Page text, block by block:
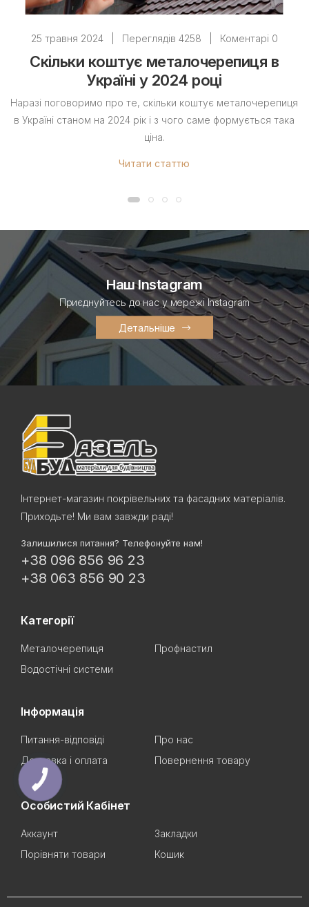
25 травня 2024 Переглядів 4258 Коментарі 0
Скільки коштує металочерепиця в
Україні у 2024 році
Наразі поговоримо про те, скільки коштує металочерепиця
в Україні станом на 2024 рік і з чого саме формується така
ціна.
Читати статтю
Наш Instagram
Приєднуйтесь до нас у мережі Instagram
Детальніше
Інтернет-магазин покрівельних та фасадних матеріалів.
Приходьте! Ми вам завжди раді!
Залишилися питання? Телефонуйте нам!
+38 096 856 96 23
+38 063 856 90 23
Категорії
Металочерепиця
Профнастил
Водостічні системи
Інформація
Питання-відповіді
Про нас
Доставка і оплата
Повернення товару
Особистий Кабінет
Аккаунт
Закладки
Порівняти товари
Кошик